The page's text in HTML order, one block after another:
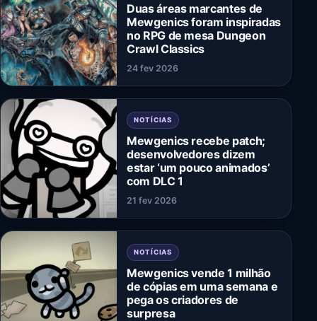
Duas áreas marcantes de
Mewgenics foram inspiradas
no RPG de mesa Dungeon
Crawl Classics
24 fev 2026
NOTÍCIAS
Mewgenics recebe patch;
desenvolvedores dizem
estar ‘um pouco animados’
com DLC 1
21 fev 2026
NOTÍCIAS
Mewgenics vende 1 milhão
de cópias em uma semana e
pega os criadores de
surpresa